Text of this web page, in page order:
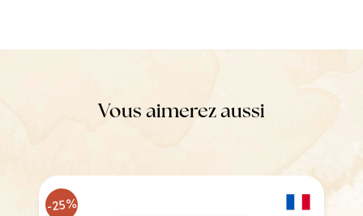
Vous aimerez aussi
-25%